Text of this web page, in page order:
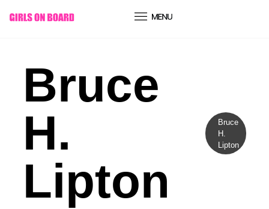
conteúdo
Bruce
H.
Lipton
Bruce
H.
Lipton